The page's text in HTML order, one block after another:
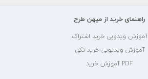
راهنمای خرید از میهن طرح
آموزش ویدویی خرید اشتراک
آموزش ویدیویی خرید تکی
PDF آموزش خرید